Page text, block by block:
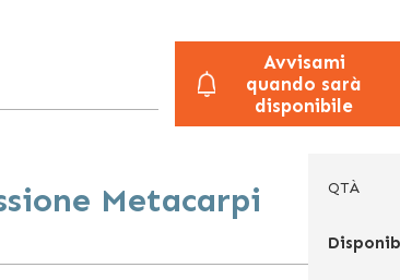
Avvisami
quando sarà
disponibile
Metacarpi QTÀ